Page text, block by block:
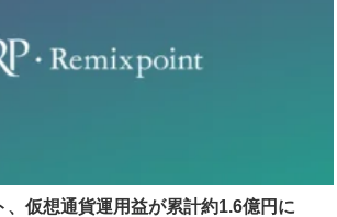
、仮想通貨運用益が累計約1.6億円に